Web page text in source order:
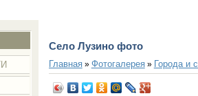
Село Лузино фото
Главная» Фотогалерея» Города и